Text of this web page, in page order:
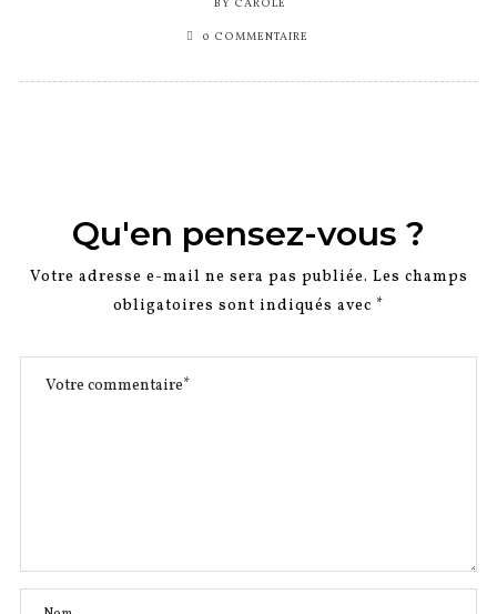
0 COMMENTAIRE
Qu'en pensez-vous ?
Votre adresse e-mail ne sera pas publiée. Les champs
obligatoires sont indiqués avec *